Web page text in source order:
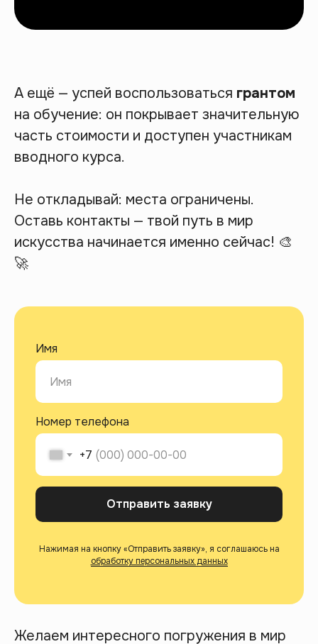
А ещё — успей воспользоваться грантом
на обучение: он покрывает значительную
часть стоимости и доступен участникам
вводного курса.
Не откладывай: места ограничены.
Оставь контакты — твой путь в мир
искусства начинается именно сейчас! 🎨
🚀
Имя
Номер телефона
+7
Отправить заявку
Нажимая на кнопку «Отправить заявку», я соглашаюсь на
обработку персональных данных
Желаем интересного погружения в мир